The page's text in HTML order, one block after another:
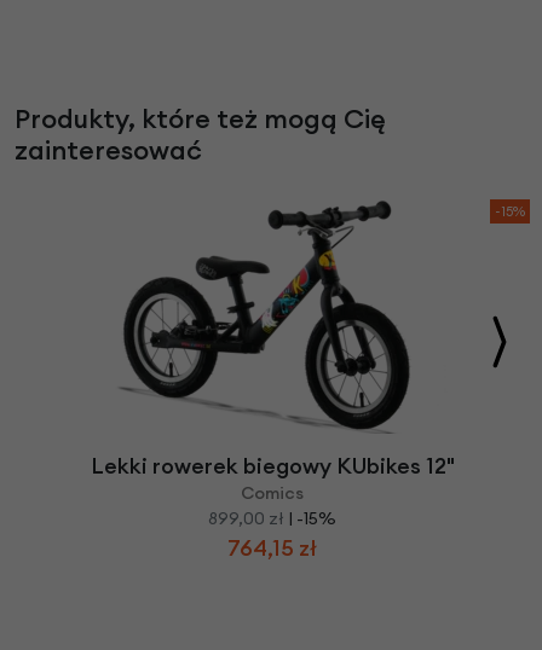
Produkty, które też mogą Cię
zainteresować
-15%
Lekki rowerek biegowy KUbikes 12"
Comics
899,00 zł | -15%
764,15 zł